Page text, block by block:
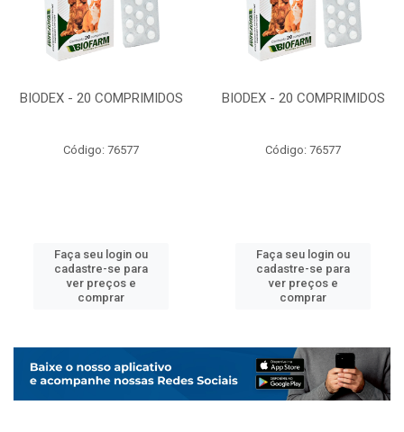
BIODEX - 20 COMPRIMIDOS
Código: 76577
Faça seu login ou
cadastre-se para
ver preços e
comprar
BIODEX - 20 COMPRIMIDOS
Código: 76577
Faça seu login ou
cadastre-se para
ver preços e
comprar